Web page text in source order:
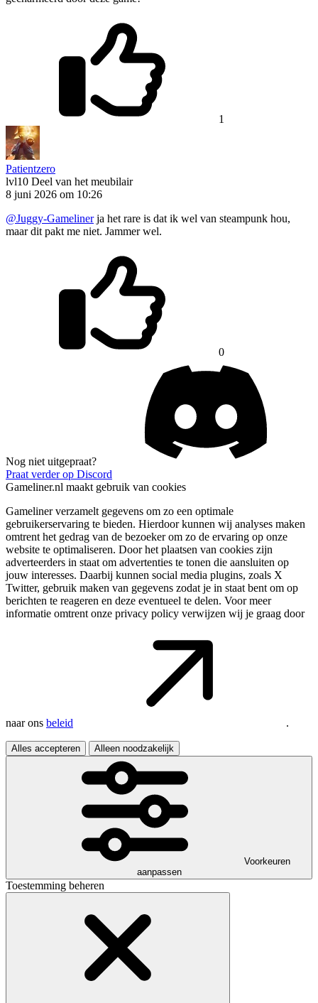
1
Patientzero
lvl10 Deel van het meubilair
8 juni 2026 om 10:26
@Juggy-Gamelinerja het rare is dat ik wel van steampunk hou,
maar dit pakt me niet. Jammer wel.
0
Nog niet uitgepraat?
Praat verder op Discord
Gameliner.nl maakt gebruik van cookies
Gameliner verzamelt gegevens om zo een optimale
gebruikerservaring te bieden. Hierdoor kunnen wij analyses maken
omtrent het gedrag van de bezoeker om zo de ervaring op onze
website te optimaliseren. Door het plaatsen van cookies zijn
adverteerders in staat om advertenties te tonen die aansluiten op
jouw interesses. Daarbij kunnen social media plugins, zoals X
Twitter, gebruik maken van gegevens zodat je in staat bent om op
berichten te reageren en deze eventueel te delen. Voor meer
informatie omtrent onze privacy policy verwijzen wij je graag door
naar ons beleid .
Alles accepteren Alleen noodzakelijk
Voorkeuren
aanpassen
Toestemming beheren